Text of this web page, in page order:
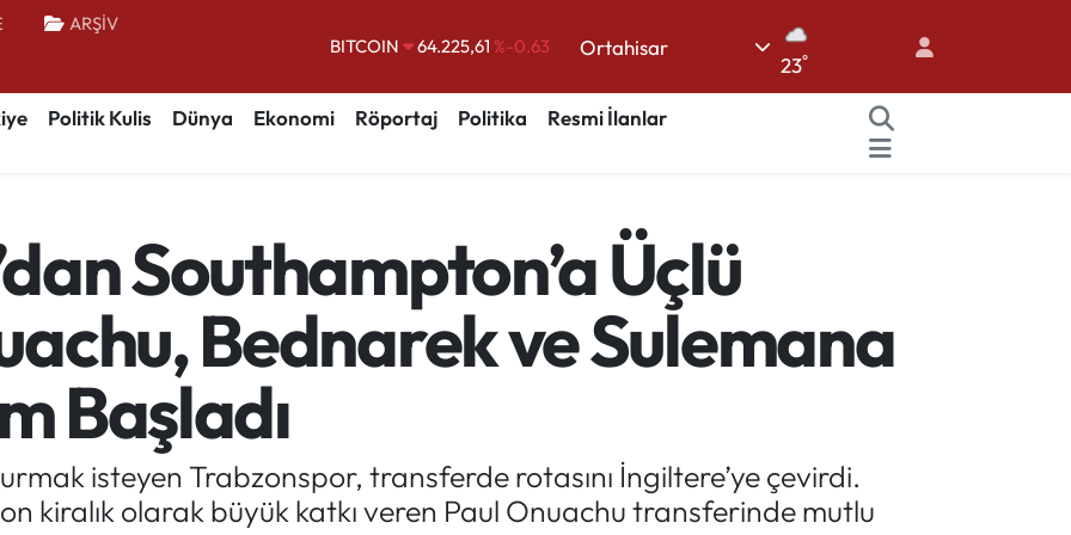
ARŞİV
DOLAR 47,6704 %0
EURO
55,0406%-0.08
STERLİN
64,2143%0
BITCOIN
64.225,61%-0.63
Ortahisar
23°
Politik Kulis Dünya Ekonomi Röportaj Politika
Resmi İlanlar
Southampton’a Üçlü
Bednarek ve Sulemana
Başladı
isteyen Trabzonspor, transferde rotasını İngiltere’ye çevirdi.
kiralık olarak büyük katkı veren Paul Onuachu transferinde mutlu